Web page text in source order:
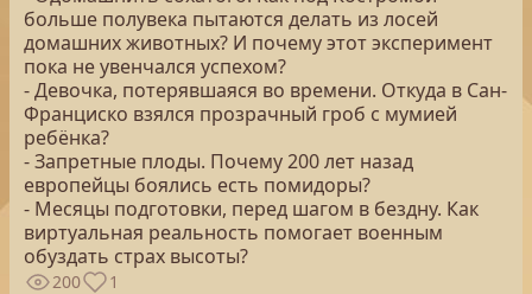
больше полувека пытаются делать из лосей
домашних животных? И почему этот эксперимент
пока не увенчался успехом?
- Девочка, потерявшаяся во времени. Откуда в Сан-
Франциско взялся прозрачный гроб с мумией
ребёнка?
- Запретные плоды. Почему 200 лет назад
европейцы боялись есть помидоры?
- Месяцы подготовки, перед шагом в бездну. Как
виртуальная реальность помогает военным
обуздать страх высоты?
200 1